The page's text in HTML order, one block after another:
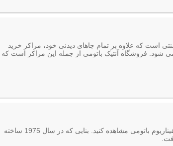
است که علاوه بر تمام جاهای دیدنی خود، مراکز خرید
شود. فروشگاه آنتیک باتومی از جمله این مراکز است که
عملکرد فوق العاده دلفین ها و شیرهای آبی را در دلفیناریوم باتومی مشاهده کنید. بنایی که در سال 1975 ساخته